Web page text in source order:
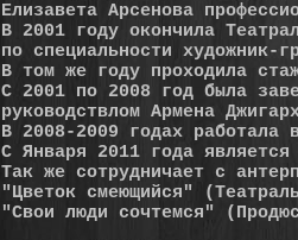
Елизавета Арсенова
В 2001 году окончила
по специальности художник-
В том же году проходила
С 2001 по 2008 год была
руководствлом Армена
В 2008-2009 годах работала
С Января 2011 года
Так же сотрудничает с
"Цветок смеющийся"
"Свои люди сочтемся"